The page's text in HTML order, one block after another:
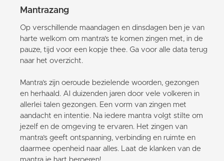
Mantrazang
Op verschillende maandagen en dinsdagen ben je van
harte welkom om mantra’s te komen zingen met, in de
pauze, tijd voor een kopje thee. Ga voor alle data terug
naar het overzicht.
Mantra’s zijn oeroude bezielende woorden, gezongen
en herhaald. Al duizenden jaren door vele volkeren in
allerlei talen gezongen. Een vorm van zingen met
aandacht en intentie. Na iedere mantra volgt stilte om
jezelf en de omgeving te ervaren. Het zingen van
mantra’s geeft ontspanning, verbinding en ruimte en
daarmee openheid naar alles. Laat de klanken van de